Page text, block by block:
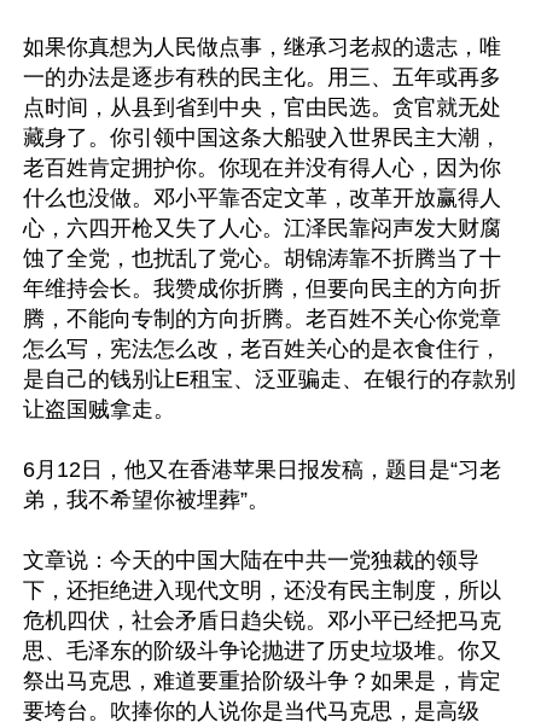
如果你真想为人民做点事，继承习老叔的遗志，唯
一的办法是逐步有秩的民主化。用三、五年或再多
点时间，从县到省到中央，官由民选。贪官就无处
藏身了。你引领中国这条大船驶入世界民主大潮，
老百姓肯定拥护你。你现在并没有得人心，因为你
什么也没做。邓小平靠否定文革，改革开放赢得人
心，六四开枪又失了人心。江泽民靠闷声发大财腐
蚀了全党，也扰乱了党心。胡锦涛靠不折腾当了十
年维持会长。我赞成你折腾，但要向民主的方向折
腾，不能向专制的方向折腾。老百姓不关心你党章
怎么写，宪法怎么改，老百姓关心的是衣食住行，
是自己的钱别让E租宝、泛亚骗走、在银行的存款别
让盗国贼拿走。
6月12日，他又在香港苹果日报发稿，题目是“习老
弟，我不希望你被埋葬”。
文章说：今天的中国大陆在中共一党独裁的领导
下，还拒绝进入现代文明，还没有民主制度，所以
危机四伏，社会矛盾日趋尖锐。邓小平已经把马克
思、毛泽东的阶级斗争论抛进了历史垃圾堆。你又
祭出马克思，难道要重拾阶级斗争？如果是，肯定
要垮台。吹捧你的人说你是当代马克思，是高级